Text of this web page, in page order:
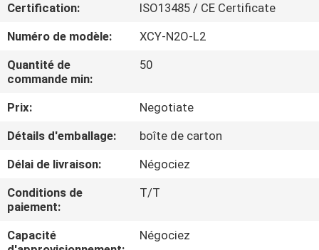
VISITE
D'USINE
CONTRÔLE
DE
QUALITÉ
CONTACTEZ-
NOUS
Certification:
ISO13485 / CE Certificate
Numéro de modèle:
XCY-N2O-L2
Quantité de
commande min:
50
Prix:
Negotiate
Détails d'emballage:
boîte de carton
Délai de livraison:
Négociez
Conditions de
paiement:
T/T
Capacité
Négociez